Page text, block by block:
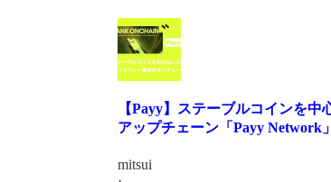
【Payy】ステーブルコインを
アップチェーン「Payy Network
mitsui